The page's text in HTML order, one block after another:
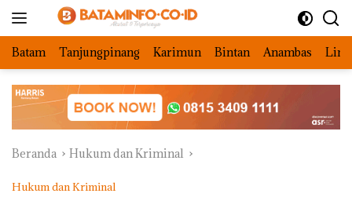
Batam Tanjungpinang Karimun Bintan Anambas
Beranda Hukum dan Kriminal
Hukum dan Kriminal